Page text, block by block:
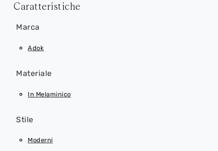
Caratteristiche
Marca
Adok
Materiale
In Melaminico
Stile
Moderni